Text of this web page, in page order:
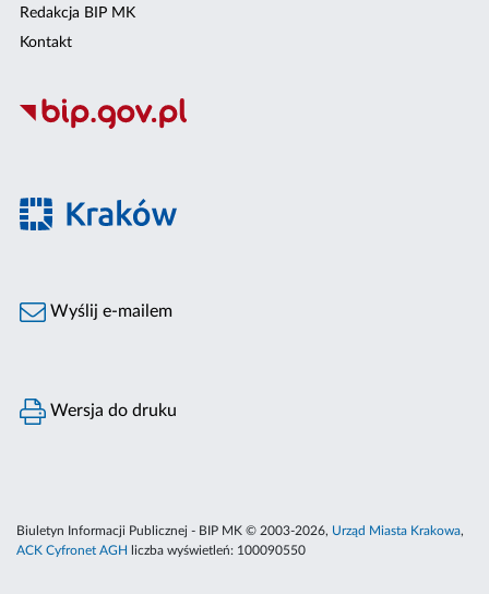
Redakcja BIP MK
Kontakt
Wyślij e-mailem
Wersja do druku
Biuletyn Informacji Publicznej - BIP MK © 2003-2026, Urząd Miasta Krakowa,
ACK Cyfronet AGH
liczba wyświetleń: 100090550